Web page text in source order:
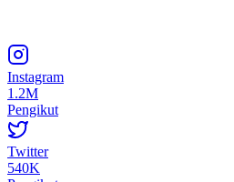
Instagram
1.2M
Pengikut
Twitter
540K